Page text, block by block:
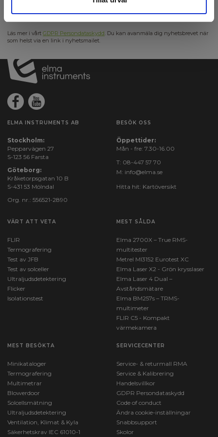
Läs mer i vårt GDPR Persondataskydd. Du kan avanmäla dig nyhetsbrevet när
som helst via en link i nyhetsmailet.
ELMA INSTRUMENTS AB
Stockholm:
Pepparvägen 27
S-123 56 Farsta
Göteborg:
Kråketorpsgatan 10 B
S-431 53 Mölndal
Org. nr.: 556521-2890
BESÖK OSS
Öppettider:
Mån - fre: 7.30-16.00
T: 08-447 57 70
M: info@elma.se
Hitta hit: Kartöversikt
VÄRT ATT VETA
FLIR
Termografering
Test av JFB
Test av solceller
Ultraljudsdetektering
Flicker
Isolationstest
MEST SÅLDA
Elma 2700X – True RMS-
multitester
Metrel MI3152 Eurotest XC
Elma Laser X2 - Grön krysslaser
Elma Laser 4 Dual –
Avståndsmätare
Elma BM257s – TRMS-
multimeter
FLIR C5 - Kompakt
värmekamera
MEST BESÖKTA
Minikataloger
Termografering
Multimetrar
Blowerdoor
Solcellsmätning
Ultraljudsdetektering
Ventilation, Klimat & Kyla
Säkerhetskrav IEC 61010-1
SERVICECENTER
Service- & returmall RMA
Service & Kalibrering
Handelsvillkor
GDPR Persondataskydd
Code of conduct
Ändra cookie-inställningar
Snabbsupport
Skolor